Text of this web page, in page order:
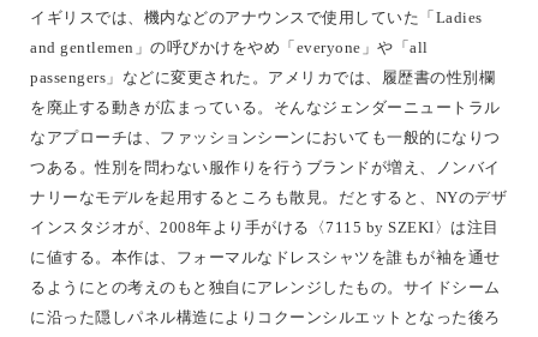
イギリスでは、機内などのアナウンスで使用していた「Ladies
and gentlemen」の呼びかけをやめ「everyone」や「all
passengers」などに変更された。アメリカでは、履歴書の性別欄
を廃止する動きが広まっている。そんなジェンダーニュートラル
なアプローチは、ファッションシーンにおいても一般的になりつ
つある。性別を問わない服作りを行うブランドが増え、ノンバイ
ナリーなモデルを起用するところも散見。だとすると、NYのデザ
インスタジオが、2008年より手がける〈7115 by SZEKI〉は注目
に値する。本作は、フォーマルなドレスシャツを誰もが袖を通せ
るようにとの考えのもと独自にアレンジしたもの。サイドシーム
に沿った隠しパネル構造によりコクーンシルエットとなった後ろ